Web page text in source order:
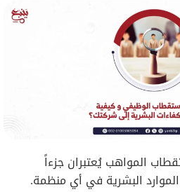
المواهب يُعتبران جزءاً
البشرية في أي منظمة.